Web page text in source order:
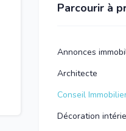
Parcourir à
Annonces
Architecte
Conseil
Décoration